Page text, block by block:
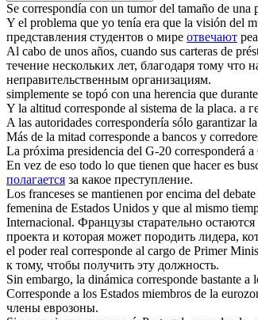
Se correspondía con un tumor del tamaño de una
Y el problema que yo tenía era que la visión del
представления студентов о мире отвечают
Al cabo de unos años, cuando sus carteras de
течение нескольких лет, благодаря тому
неправительственным организациям.
simplemente se topó con una herencia que
Y la altitud corresponde al sistema de la placa. а
A las autoridades correspondería sólo garantizar
Más de la mitad corresponde a bancos y
La próxima presidencia del G-20 corresponderá a
En vez de eso todo lo que tienen que hacer es
полагается за какое преступление.
Los franceses se mantienen por encima del
femenina de Estados Unidos y que al mismo
Internacional. Французы старательно
проекта и которая может породить лидера,
el poder real corresponde al cargo de Primer
к тому, чтобы получить эту должность.
Sin embargo, la dinámica corresponde bastante a
Corresponde a los Estados miembros de la
члены еврозоны.